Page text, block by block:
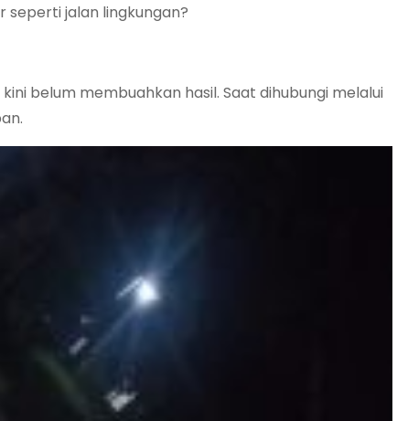
jalan lingkungan?
belum membuahkan hasil. Saat dihubungi melalui